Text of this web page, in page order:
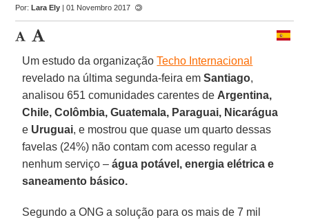
Por:Lara Ely | 01 Novembro 2017
Um estudo da organizaçãoTecho Internacional
revelado na última segunda-feira emSantiago,
analisou 651 comunidades carentes de Argentina,
Chile, Colômbia, Guatemala, Paraguai, Nicarágua
e Uruguai, e mostrou que quase um quarto dessas
favelas (24%) não contam com acesso regular a
nenhum serviço – água potável, energia elétrica e
saneamento básico.
Segundo a ONG a solução para os mais de 7 mil